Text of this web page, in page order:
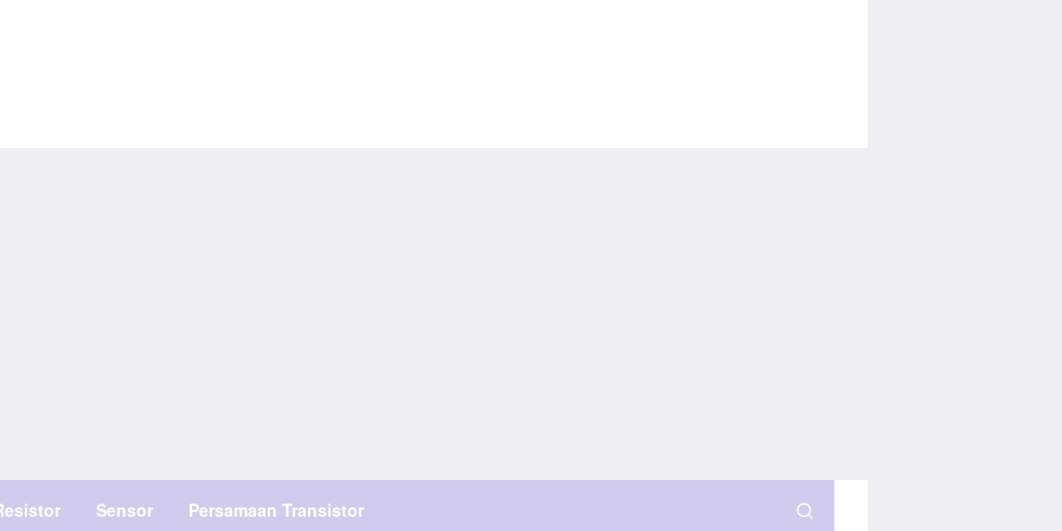
Sensor Persamaan Transistor